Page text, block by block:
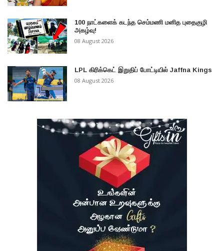
100 நாட்களைக் கடந்த செம்மணி மனித புதைகுழி
அகழ்வு!
08 August 2026
LPL கிரிக்கெட் இறுதிப் போட்டியில் Jaffna Kings
08 August 2026